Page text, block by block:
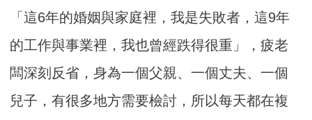
「這6年的婚姻與家庭裡，我是失敗者，這9年
的工作與事業裡，我也曾經跌得很重」，疲老
闆深刻反省，身為一個父親、一個丈夫、一個
兒子，有很多地方需要檢討，所以每天都在複